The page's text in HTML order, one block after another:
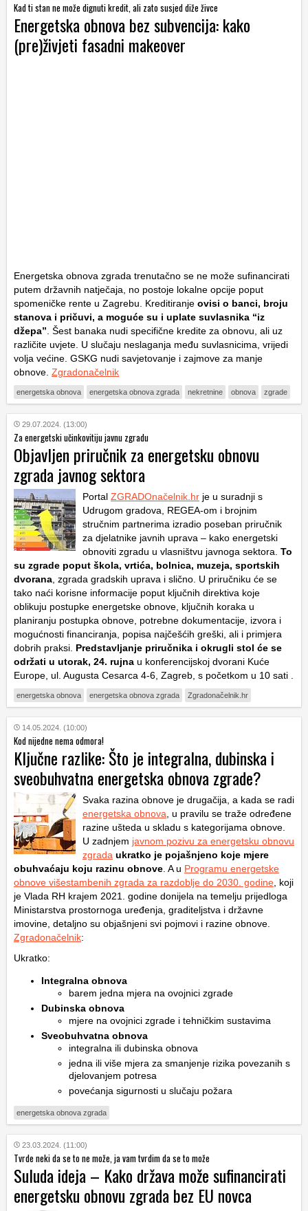
Kad ti stan ne može dignuti kredit, ali zato susjed diže živce
Energetska obnova bez subvencija: kako
(pre)živjeti fasadni makeover
Energetska obnova zgrada trenutačno se ne može sufinancirati
putem državnih natječaja, no postoje lokalne opcije poput
spomeničke rente u Zagrebu. Kreditiranje ovisi o banci, broju
stanova i pričuvi, a moguće su i uplate suvlasnika “iz
džepa”. Šest banaka nudi specifične kredite za obnovu, ali uz
različite uvjete. U slučaju neslaganja među suvlasnicima, vrijedi
volja većine. GSKG nudi savjetovanje i zajmove za manje
obnove. Zgradonačelnik
energetska obnova energetska obnova zgrada nekretnine obnova zgrade
29.07.2024. (13:00)
Za energetski učinkovitiju javnu zgradu
Objavljen priručnik za energetsku obnovu
zgrada javnog sektora
Portal ZGRADOnačelnik.hr je u suradnji s
Udrugom gradova, REGEA-om i brojnim
stručnim partnerima izradio poseban priručnik
za djelatnike javnih uprava – kako energetski
obnoviti zgradu u vlasništvu javnoga sektora. To
su zgrade poput škola, vrtića, bolnica, muzeja, sportskih
dvorana, zgrada gradskih uprava i slično. U priručniku će se
tako naći korisne informacije poput ključnih direktiva koje
oblikuju postupke energetske obnove, ključnih koraka u
planiranju postupka obnove, potrebne dokumentacije, izvora i
mogućnosti financiranja, popisa najčešćih greški, ali i primjera
dobrih praksi. Predstavljanje priručnika i okrugli stol će se
održati u utorak, 24. rujna u konferencijskoj dvorani Kuće
Europe, ul. Augusta Cesarca 4-6, Zagreb, s početkom u 10 sati .
energetska obnova energetska obnova zgrada Zgradonačelnik.hr
14.05.2024. (10:00)
Kod nijedne nema odmora!
Ključne razlike: Što je integralna, dubinska i
sveobuhvatna energetska obnova zgrade?
Svaka razina obnove je drugačija, a kada se radi
energetska obnova, u pravilu se traže određene
razine ušteda u skladu s kategorijama obnove.
U zadnjem javnom pozivu za energetsku obnovu
zgrada ukratko je pojašnjeno koje mjere
obuhvaćaju koju razinu obnove. A u Programu energetske
obnove višestambenih zgrada za razdoblje do 2030. godine, koji
je Vlada RH krajem 2021. godine donijela na temelju prijedloga
Ministarstva prostornoga uređenja, graditeljstva i državne
imovine, detaljno su objašnjeni svi pojmovi i razine obnove.
Zgradonačelnik:
Ukratko:
Integralna obnova
barem jedna mjera na ovojnici zgrade
Dubinska obnova
mjere na ovojnici zgrade i tehničkim sustavima
Sveobuhvatna obnova
integralna ili dubinska obnova
jedna ili više mjera za smanjenje rizika povezanih s
djelovanjem potresa
povećanja sigurnosti u slučaju požara
energetska obnova zgrada
23.03.2024. (11:00)
Tvrde neki da se to ne može, ja vam tvrdim da se to može
Suluda ideja – Kako država može sufinancirati
energetsku obnovu zgrada bez EU novca